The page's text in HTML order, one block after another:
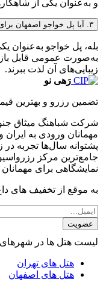
و به‌عنوان یکی از
۳. آیا پل خواجو اصفهان برای بازدید عمومی باز است؟
بله، پل خواجو به‌عنوان
به‌صورت عمومی قابل
زیبایی‌های آن لذت ببرند.
رَهی نو
تضمین رزرو و بهترین
شرکت شباهنگ میثاق
مهمانان ورودی به
پشتوانه سال‌ها تجربه
جامع‌ترین مرکز
نمایشگاهی برای
به موقع از تخفیف های
عضویت
لیست هتل ها در
هتل های تهران
هتل های اصفهان